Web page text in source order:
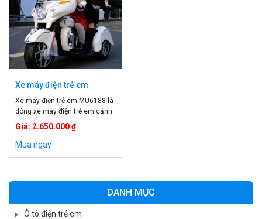
Xe máy điện trẻ em
Xe máy điện trẻ em MU6188 là
dòng xe máy điện trẻ em cảnh
sát, chất nhựa cao cấp vô
cùng chắc chắn, an toàn cho
bé. Xe máy điện trẻ em cảnh
Giá: 2.650.000 ₫
Mua ngay
DANH MỤC
Ô tô điện trẻ em